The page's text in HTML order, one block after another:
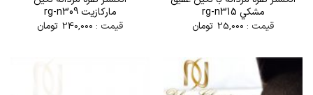
مشكي rg-n315
قیمت : 25,000 تومان
مارکازیت rg-n309
قیمت : 240,000 تومان